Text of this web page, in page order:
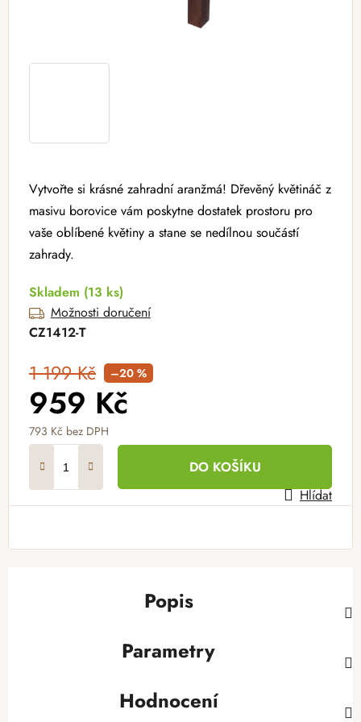
Vytvořte si krásné zahradní aranžmá! Dřevěný květináč z
masivu borovice vám poskytne dostatek prostoru pro
vaše oblíbené květiny a stane se nedílnou součástí
zahrady.
Skladem (13 ks)
Možnosti doručení
CZ1412-T
1 199 Kč –20 %
959 Kč
793 Kč bez DPH
DO KOŠÍKU
Hlídat
Popis
Parametry
Hodnocení